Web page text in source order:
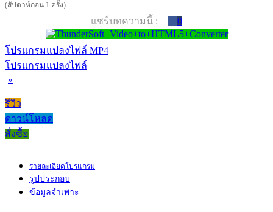
(สัปดาห์ก่อน 1 ครั้ง)
แชร์บทความนี้ : 0
โปรแกรมแปลงไฟล์ MP4
โปรแกรมแปลงไฟล์
»
รีวิว
ดาวน์โหลด
สั่งซื้อ
รายละเอียดโปรแกรม
รูปประกอบ
ข้อมูลจำเพาะ